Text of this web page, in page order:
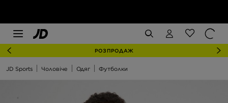
РОЗПРОДАЖ
JD Sports Чоловіче Одяг Футболки